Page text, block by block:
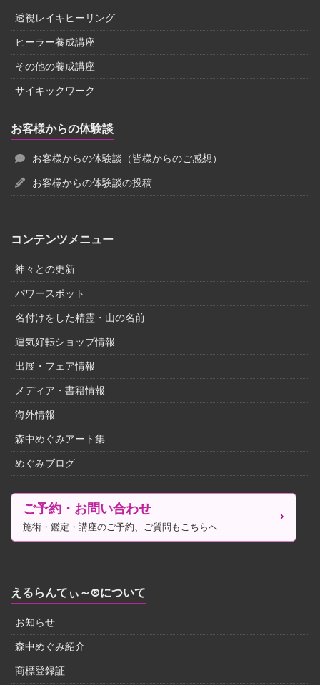
透視レイキヒーリング
ヒーラー養成講座
その他の養成講座
サイキックワーク
お客様からの体験談
お客様からの体験談（皆様からのご感想）
お客様からの体験談の投稿
コンテンツメニュー
神々との更新
パワースポット
名付けをした精霊・山の名前
運気好転ショップ情報
出展・フェア情報
メディア・書籍情報
海外情報
森中めぐみアート集
めぐみブログ
ご予約・お問い合わせ
施術・鑑定・講座のご予約、ご質問もこちらへ
えるらんてぃ～®について
お知らせ
森中めぐみ紹介
商標登録証